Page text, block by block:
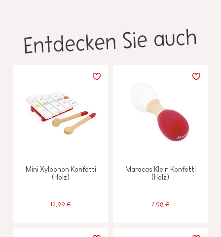
Entdecken Sie auch
Mini Xylophon Konfetti
(Holz)
12,99 €
Maracas Klein Konfetti
(Holz)
7,98 €